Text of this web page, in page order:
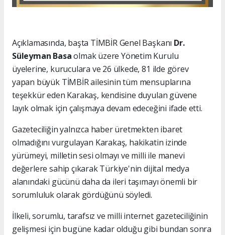
Açıklamasında, başta TİMBİR Genel Başkanı Dr.
Süleyman Basaolmak üzere Yönetim Kurulu
üyelerine, kuruculara ve 26 ülkede, 81 ilde görev
yapan büyük TİMBİR ailesinin tüm mensuplarına
teşekkür eden Karakaş, kendisine duyulan güvene
layık olmak için çalışmaya devam edeceğini ifade etti.
Gazeteciliğin yalnızca haber üretmekten ibaret
olmadığını vurgulayan Karakaş, hakikatin izinde
yürümeyi, milletin sesi olmayı ve milli ile manevi
değerlere sahip çıkarak Türkiye'nin dijital medya
alanındaki gücünü daha da ileri taşımayı önemli bir
sorumluluk olarak gördüğünü söyledi.
İlkeli, sorumlu, tarafsız ve milli internet gazeteciliğinin
gelişmesi için bugüne kadar olduğu gibi bundan sonra